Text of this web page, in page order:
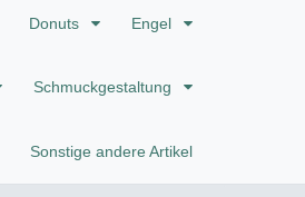
Donuts Engel
Schmuckgestaltung
Sonstige andere Artikel